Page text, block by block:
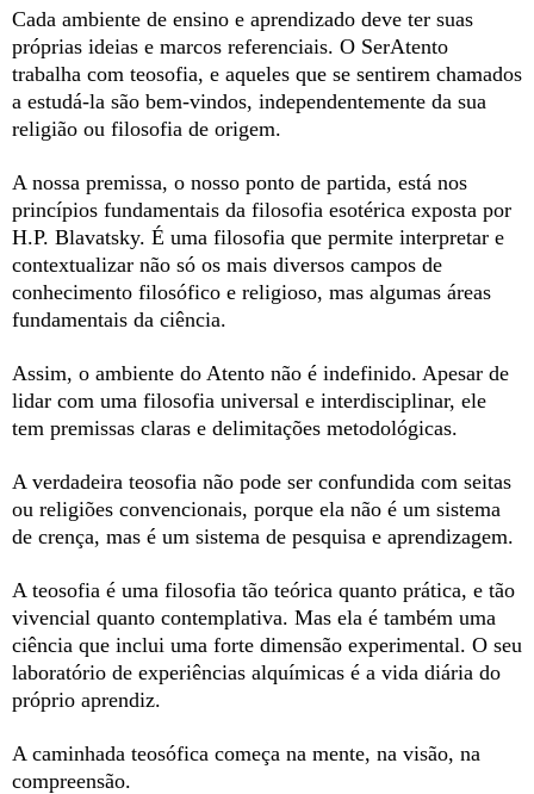
Cada ambiente de ensino e aprendizado deve ter suas
próprias ideias e marcos referenciais. O SerAtento
trabalha com teosofia, e aqueles que se sentirem chamados
a estudá-la são bem-vindos, independentemente da sua
religião ou filosofia de origem.
A nossa premissa, o nosso ponto de partida, está nos
princípios fundamentais da filosofia esotérica exposta por
H.P. Blavatsky. É uma filosofia que permite interpretar e
contextualizar não só os mais diversos campos de
conhecimento filosófico e religioso, mas algumas áreas
fundamentais da ciência.
Assim, o ambiente do Atento não é indefinido. Apesar de
lidar com uma filosofia universal e interdisciplinar, ele
tem premissas claras e delimitações metodológicas.
A verdadeira teosofia não pode ser confundida com seitas
ou religiões convencionais, porque ela não é um sistema
de crença, mas é um sistema de pesquisa e aprendizagem.
A teosofia é uma filosofia tão teórica quanto prática, e tão
vivencial quanto contemplativa. Mas ela é também uma
ciência que inclui uma forte dimensão experimental. O seu
laboratório de experiências alquímicas é a vida diária do
próprio aprendiz.
A caminhada teosófica começa na mente, na visão, na
compreensão.